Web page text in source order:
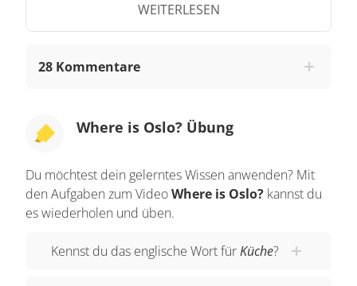
Next to the kitchen in the hall he could hide. Can
you see Oslo here? Oh, look! The living room’s
to the right. It’s full of books - but no Oslo in sight!
for clues as well! Oh! That's Oslo's toy, so he
where to did he disappear?
Oslo! Oslo! Where are you? I’m missing my dog.
bedroom maybe? He's not in the bed in the
WEITERLESEN
28 Kommentare
Where is Oslo? Übung
Du möchtest dein gelerntes Wissen anwenden? Mit
den Aufgaben zum VideoWhere is Oslo? kannst du
es wiederholen und üben.
Kennst du das englische Wort fürKüche?